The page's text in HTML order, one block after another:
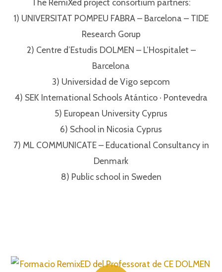
The RemiXed project consortium partners:⁣
1) UNIVERSITAT POMPEU FABRA – Barcelona – TIDE
Research Gorup⁣
2) Centre d’Estudis DOLMEN – L’Hospitalet –
Barcelona⁣
3) Universidad de Vigo sepcom⁣
4) SEK International Schools Atántico · Pontevedra⁣
5) European University Cyprus⁣
6) School in Nicosia Cyprus⁣
7) ML COMMUNICATE – Educational Consultancy in
Denmark⁣
8) Public school in Sweden